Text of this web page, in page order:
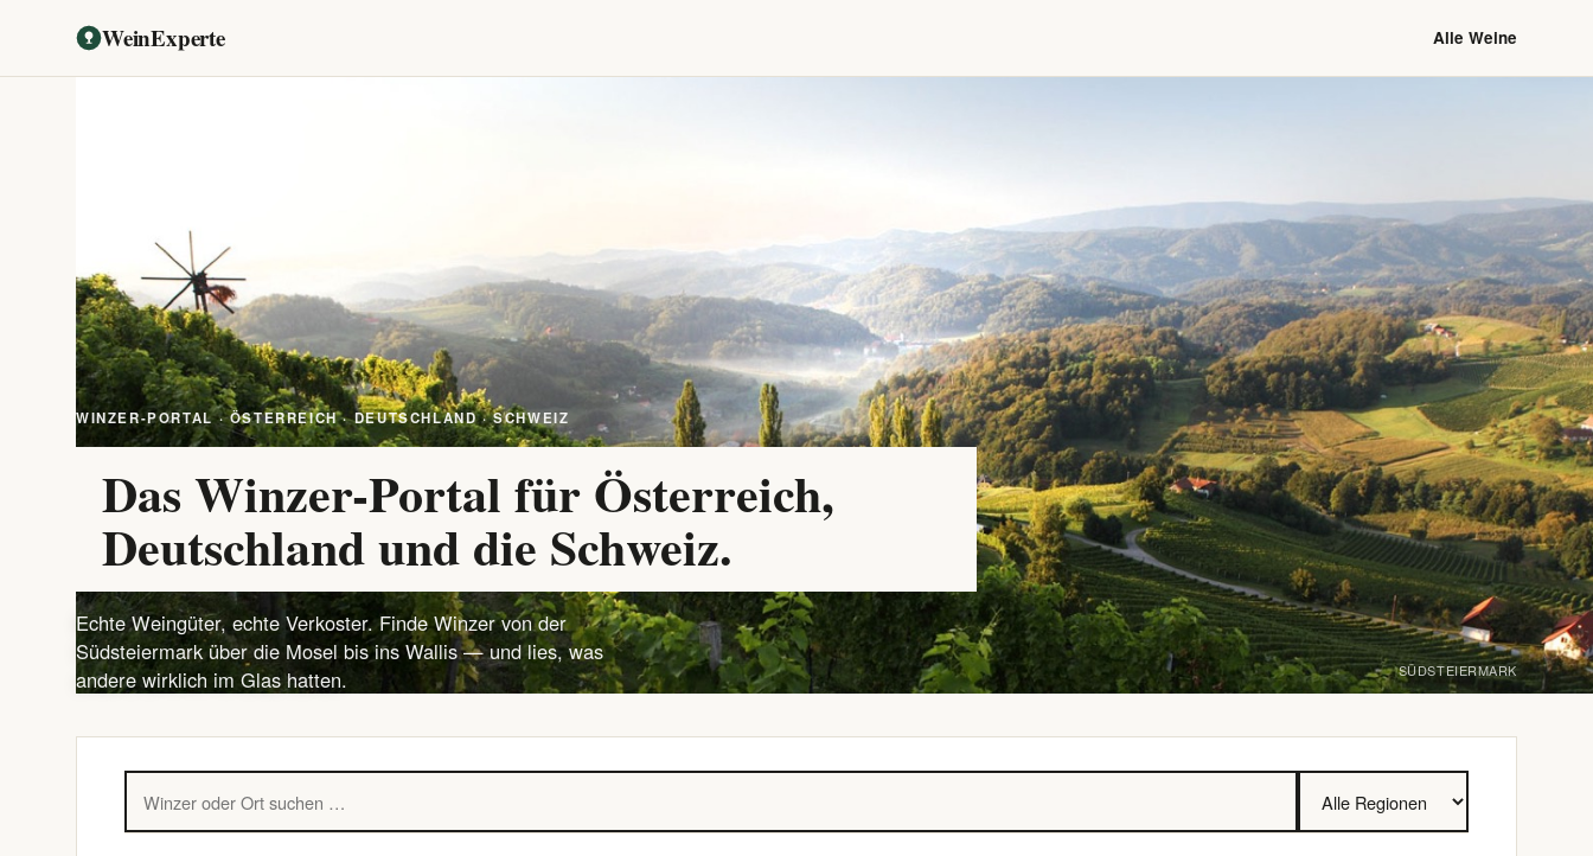
WeinExperte Alle Weine
WINZER-PORTAL · ÖSTERREICH · DEUTSCHLAND · SCHWEIZ
Das Winzer-Portal für Österreich,
Deutschland und die Schweiz.
Echte Weingüter, echte Verkoster. Finde Winzer von der
Südsteiermark über die Mosel bis ins Wallis — und lies, was
andere wirklich im Glas hatten.
SÜDSTEIERMARK